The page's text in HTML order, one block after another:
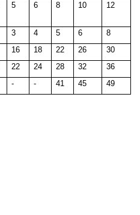
5 6 8 10 12
3 4 5 6
8
16 18 22 26
30
22 24 28 32
36
- - 41 45 49